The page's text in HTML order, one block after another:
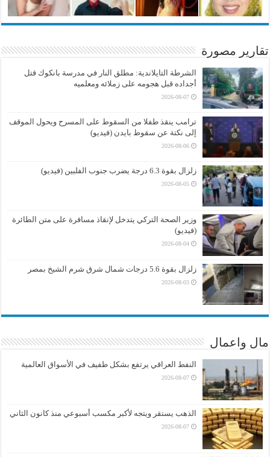
تقارير مصورة
الشرطة التايلاندية: مطلق النار في مدرسة بانكوك قتل
أجداده قبل هجومه على زملائه ومعلميه
2026-08-07
ترامب ينقذ طفلا من السقوط على المسرح ويحول الموقف
إلى نكتة عن سقوط بايدن (فيديو)
2026-08-06
زلزال بقوة 6.3 درجة يضرب جنوب الفلبين (فيديو)
2026-08-05
وزير الصحة التركي يتدخل لإنقاذ مسافرة على متن الطائرة
(فيديو)
2026-08-04
زلزال بقوة 5.6 درجات شمال شرق شرم الشيخ بمصر
2026-08-03
مال واعمال
النفط العراقي يرتفع بشكل طفيف في الأسواق العالمية
2026-08-07
الذهب يستقر ويتجه لأكبر مكسب أسبوعي منذ كانون الثاني
2026-08-07